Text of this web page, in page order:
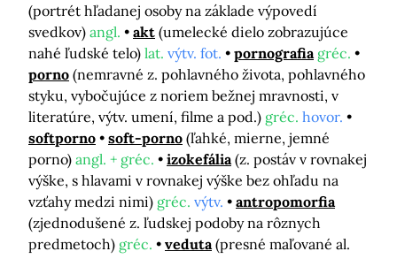
(portrét hľadanej osoby na základe výpovedí
svedkov) angl. akt (umelecké dielo zobrazujúce
nahé ľudské telo) lat. výtv. fot. pornografia gréc.
porno (nemravné z. pohlavného života, pohlavného
styku, vybočujúce z noriem bežnej mravnosti, v
literatúre, výtv. umení, filme a pod.) gréc. hovor.
softporno
soft-porno (ľahké, mierne, jemné
porno) angl. + gréc. izokefália (z. postáv v rovnakej
výške, s hlavami v rovnakej výške bez ohľadu na
vzťahy medzi nimi) gréc. výtv.
antropomorfia
(zjednodušené z. ľudskej podoby na rôznych
predmetoch) gréc. veduta (presné maľované al.